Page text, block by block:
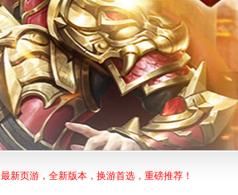
最新页游，全新版本，换游首选，重磅推荐！